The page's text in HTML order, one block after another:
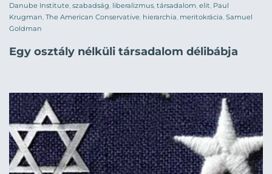
Danube Institute szabadság liberalizmus társadalom elit Paul
Krugman The American Conservative hierarchia meritokrácia Samuel
Goldman
Egy osztály nélküli társadalom délibábja